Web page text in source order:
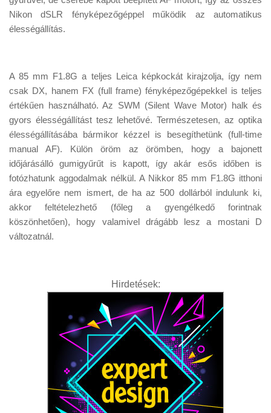
Helyszíni Riport
Nikon dSLR fényképezőgéppel működik az automatikus
élességállítás.
A 85 mm F1.8G a teljes Leica képkockát kirajzolja, így nem
csak DX, hanem FX (full frame) fényképezőgépekkel is teljes
értékűen használható. Az SWM (Silent Wave Motor) halk és
gyors élességállítást tesz lehetővé. Természetesen, az optika
élességállításába bármikor kézzel is besegíthetünk (full-time
manual AF). Külön öröm az örömben, hogy a bajonett
időjárásálló gumigyűrűt is kapott, így akár esős időben is
fotózhatunk aggodalmak nélkül. A Nikkor 85 mm F1.8G itthoni
ára egyelőre nem ismert, de ha az 500 dollárból indulunk ki,
akkor feltételezhető (főleg a gyengélkedő forintnak
köszönhetően), hogy valamivel drágább lesz a mostani D
változatnál.
Hirdetések: